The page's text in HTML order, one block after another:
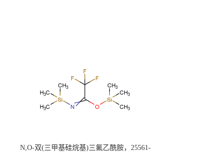
N,O-双(三甲基硅烷基)三氟乙酰胺，25561-